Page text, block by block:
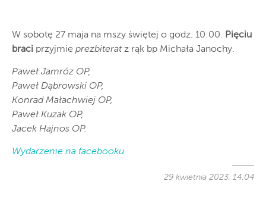
W sobotę 27 maja na mszy świętej o godz. 10:00. Pięciu
braci przyjmie prezbiteratz rąk bp Michała Janochy.
Paweł Jamróz OP,
Paweł Dąbrowski OP,
Konrad Małachwiej OP,
Paweł Kuzak OP,
Jacek Hajnos OP.
Wydarzenie na facebooku
29 kwietnia 2023, 14:04